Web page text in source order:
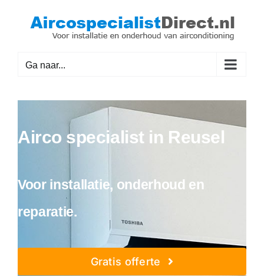
Ga naar...
Airco specialist in Reusel
Voor installatie, onderhoud en
reparatie.
Gratis offerte